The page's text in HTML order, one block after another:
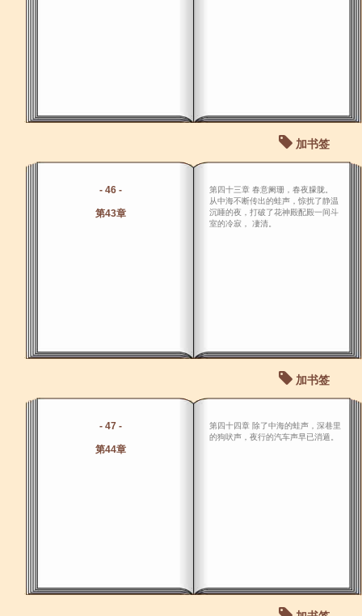
加书签
- 46 -
第43章
第四十三章 春意阑珊，春夜朦胧。
从中海不断传出的蛙声，惊扰了静温
沉睡的夜，打破了花神殿配殿一间斗
室的冷寂， 凄清。
加书签
- 47 -
第44章
第四十四章 除了中海的蛙声，深巷里
的狗吠声，夜行的汽车声早已消遁。